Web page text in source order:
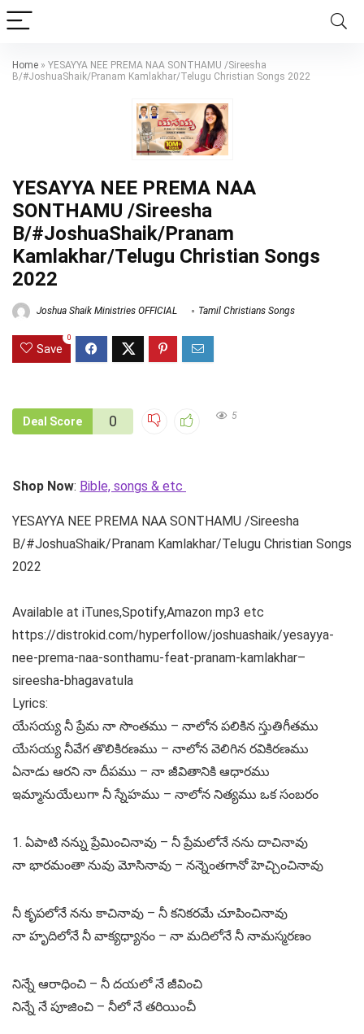
Home » YESAYYA NEE PREMA NAA SONTHAMU /Sireesha
B/#JoshuaShaik/Pranam Kamlakhar/Telugu Christian Songs 2022
YESAYYA NEE PREMA NAA
SONTHAMU /Sireesha
B/#JoshuaShaik/Pranam
Kamlakhar/Telugu Christian Songs
2022
Joshua Shaik Ministries OFFICIAL Tamil Christians Songs
Save
0
Deal Score 0 5
Shop Now: Bible, songs & etc
YESAYYA NEE PREMA NAA SONTHAMU /Sireesha
B/#JoshuaShaik/Pranam Kamlakhar/Telugu Christian Songs
2022
Available at iTunes,Spotify,Amazon mp3 etc
https://distrokid.com/hyperfollow/joshuashaik/yesayya-
nee-prema-naa-sonthamu-feat-pranam-kamlakhar–
sireesha-bhagavatula
Lyrics:
యేసయ్య నీ ప్రేమ నా సొంతము – నాలోన పలికిన స్తుతిగీతము
యేసయ్య నీవేగ తొలికిరణము – నాలోన వెలిగిన రవికిరణము
ఏనాడు ఆరని నా దీపము – నా జీవితానికి ఆధారము
ఇమ్మానుయేలుగా నీ స్నేహము – నాలోన నిత్యము ఒక సంబరం
1. ఏపాటి నన్ను ప్రేమించినావు – నీ ప్రేమలోనే నను దాచినావు
నా భారమంతా నువు మోసినావు – నన్నెంతగానో హెచ్చించినావు
నీ కృపలోనే నను కాచినావు – నీ కనికరమే చూపించినావు
నా హృదిలోనే నీ వాక్యధ్యానం – నా మదిలోనే నీ నామస్మరణం
నిన్నే ఆరాధించి – నీ దయలో నే జీవించి
నిన్నే నే పూజించి – నీలో నే తరియించీ